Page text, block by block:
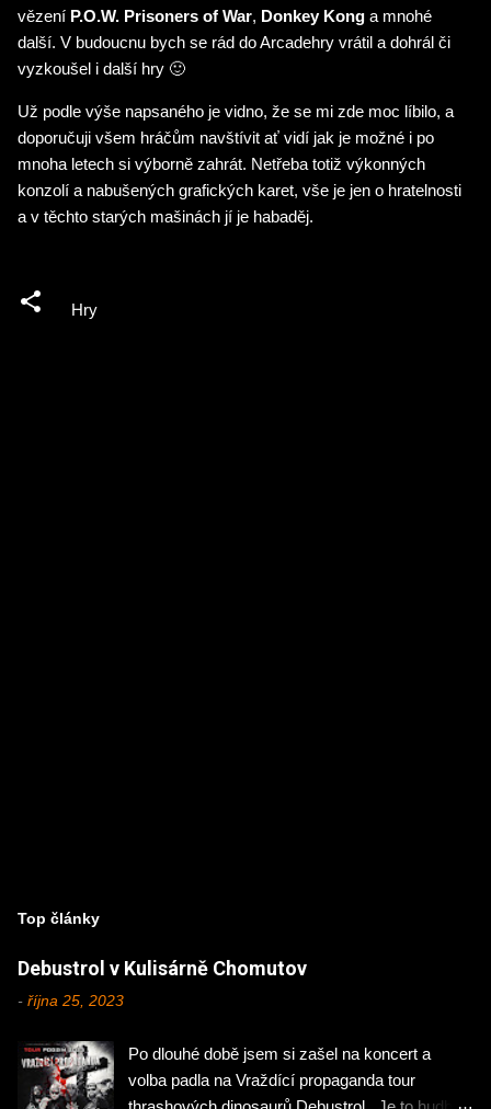
vězení P.O.W. Prisoners of War, Donkey Kong a mnohé
další. V budoucnu bych se rád do Arcadehry vrátil a dohrál či
vyzkoušel i další hry 🙂
Už podle výše napsaného je vidno, že se mi zde moc líbilo, a
doporučuji všem hráčům navštívit ať vidí jak je možné i po
mnoha letech si výborně zahrát. Netřeba totiž výkonných
konzolí a nabušených grafických karet, vše je jen o hratelnosti
a v těchto starých mašinách jí je habaděj.
Hry
Top články
Debustrol v Kulisárně Chomutov
- října 25, 2023
Po dlouhé době jsem si zašel na koncert a
volba padla na Vraždící propaganda tour